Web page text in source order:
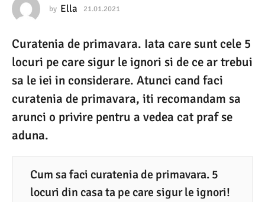
.
0
2
1
2
6
.
0
by Ella 21.01.2021
0
.
2
0
2
Curatenia de primavara. Iata care sunt cele 5
locuri pe care sigur le ignori si de ce ar trebui
sa le iei in considerare. Atunci cand faci
curatenia de primavara, iti recomandam sa
arunci o privire pentru a vedea cat praf se
aduna.
Cum sa faci curatenia de primavara. 5
locuri din casa ta pe care sigur le ignori!